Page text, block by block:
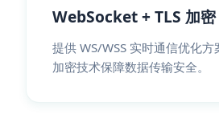
WebSocket + TLS 加密
提供 WS/WSS 实时通信优化方
加密技术保障数据传输安全。